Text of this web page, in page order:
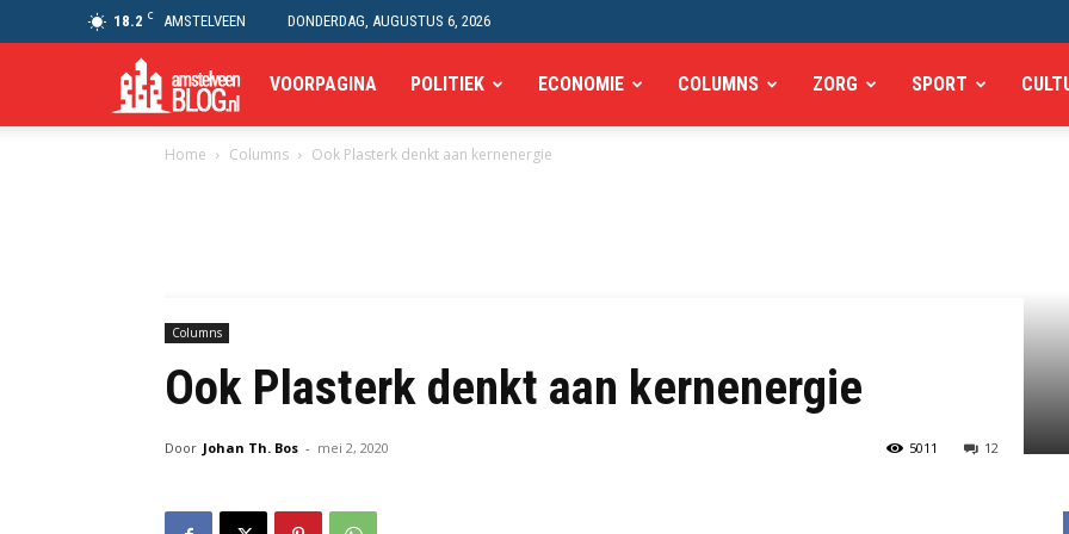
18.2 C AMSTELVEEN DONDERDAG, AUGUSTUS 6, 2026
Amstelveen
Blog
VOORPAGINA POLITIEK ECONOMIE COLUMNS ZORG SPORT
Home Columns Ook Plasterk denkt aan kernenergie
Columns
Ook Plasterk denkt aan kernenergie
Door Johan Th. Bos - mei 2, 2020 12
5011